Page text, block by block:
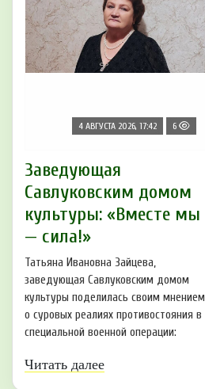
4 АВГУСТА 2026, 17:42 6
Заведующая
Савлуковским домом
культуры: «Вместе мы
— сила!»
Татьяна Ивановна Зайцева,
заведующая Савлуковским домом
культуры поделилась своим мнением
о суровых реалиях противостояния в
специальной военной операции:
Читать далее